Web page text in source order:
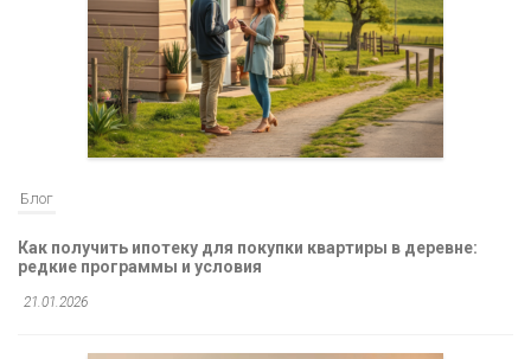
Блог
Как получить ипотеку для покупки квартиры в деревне:
редкие программы и условия
21.01.2026